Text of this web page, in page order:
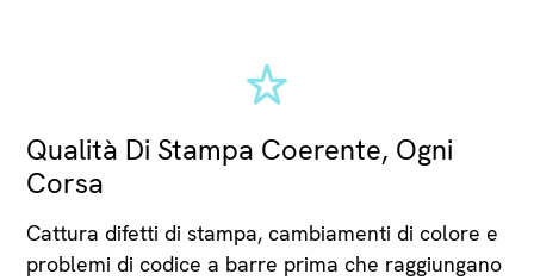
Qualità Di Stampa Coerente, Ogni
Corsa
Cattura difetti di stampa, cambiamenti di colore e
problemi di codice a barre prima che raggiungano